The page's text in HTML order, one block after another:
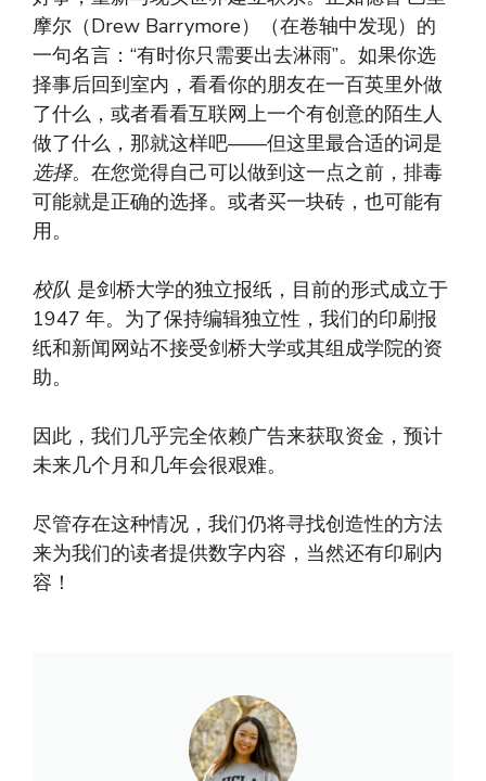
摩尔（Drew Barrymore）（在卷轴中发现）的
一句名言：“有时你只需要出去淋雨”。如果你选
择事后回到室内，看看你的朋友在一百英里外做
了什么，或者看看互联网上一个有创意的陌生人
做了什么，那就这样吧——但这里最合适的词是
选择。在您觉得自己可以做到这一点之前，排毒
可能就是正确的选择。或者买一块砖，也可能有
用。
校队 是剑桥大学的独立报纸，目前的形式成立于
1947 年。为了保持编辑独立性，我们的印刷报
纸和新闻网站不接受剑桥大学或其组成学院的资
助。
因此，我们几乎完全依赖广告来获取资金，预计
未来几个月和几年会很艰难。
尽管存在这种情况，我们仍将寻找创造性的方法
来为我们的读者提供数字内容，当然还有印刷内
容！